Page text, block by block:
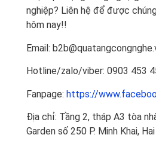
nghiệp? Liên hệ để được
hôm nay!!
Email:
Hotline/zalo/viber: 0903 453
Fanpage: https://
Địa chỉ: Tầng 2, tháp A3 tòa
Garden số 250 P. Minh Khai,